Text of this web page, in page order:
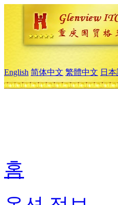
English 简体中文 繁體中文 日
홈